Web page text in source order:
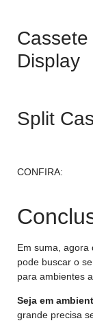
Display
Split
CONFIRA:
Em suma, agora
pode buscar o
para ambientes
Seja em
grande precisa